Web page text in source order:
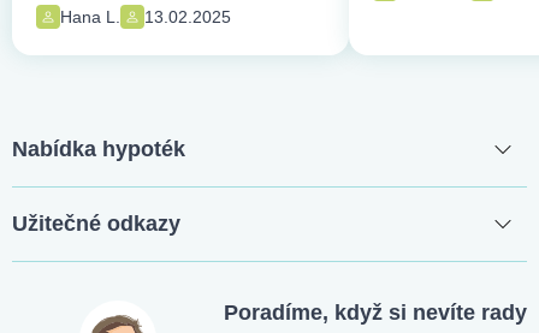
Hana L. 13.02.2025
Nabídka hypoték
Užitečné odkazy
Poradíme, když si nevíte rady